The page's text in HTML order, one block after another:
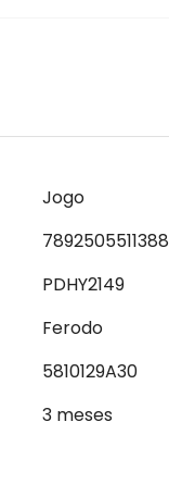
Jogo
7892505511388
PDHY2149
Ferodo
5810129A30
3 meses